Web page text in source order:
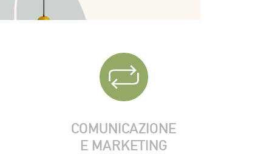
COMUNICAZIONE
E MARKETING